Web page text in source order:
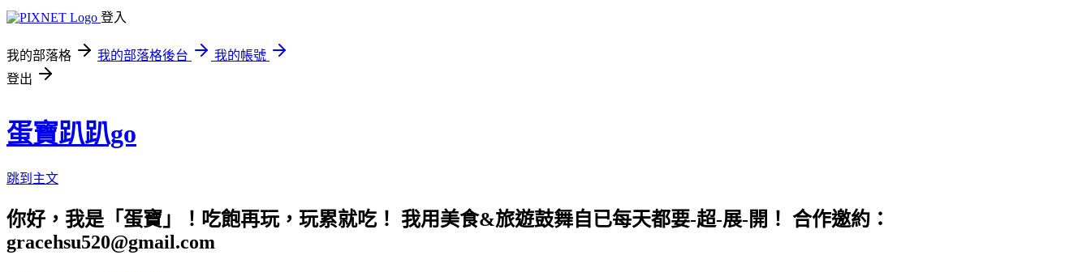
登入
我的部落格 我的部落格後台
我的帳號
登出
蛋寶趴趴go
跳到主文
你好，我是「蛋寶」！吃飽再玩，玩累就吃！ 我用美食&旅遊鼓舞自已每天都要-超-展-開！ 合作邀約：
gracehsu520@gmail.com